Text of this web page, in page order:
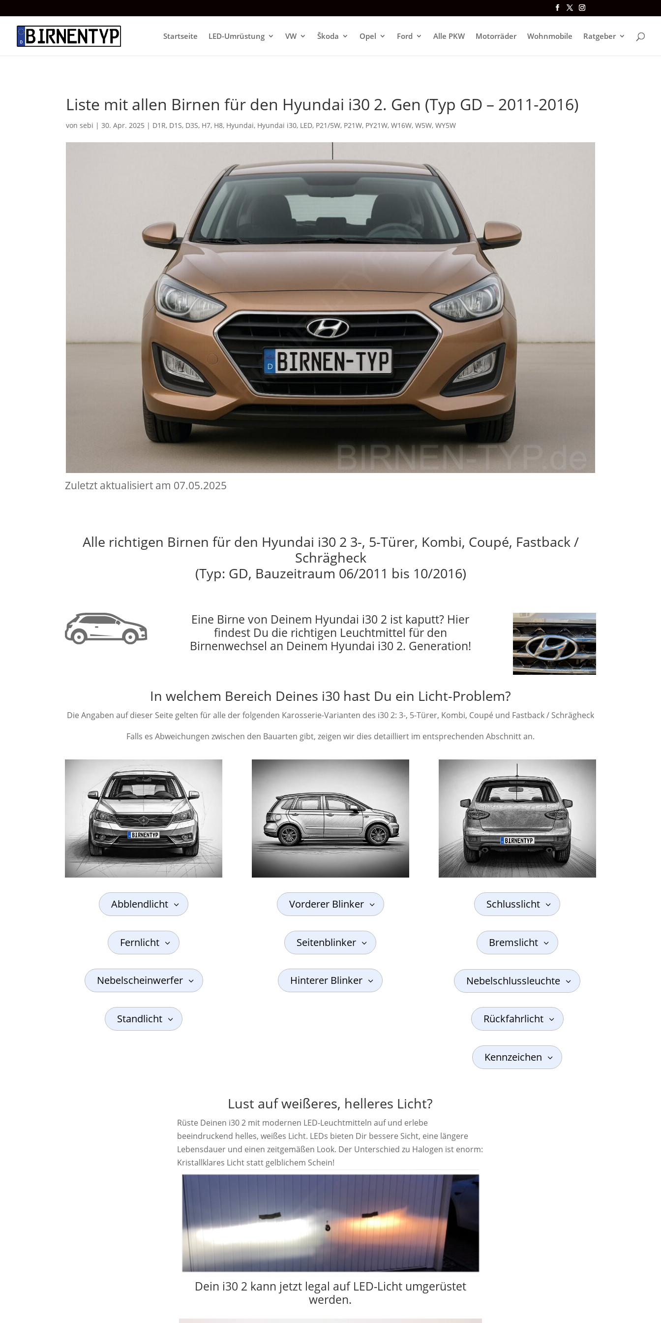
Startseite LED-Umrüstung VW Škoda Opel Ford Alle PKW Motorräder Wohnmobile Ratgeber
Liste mit allen Birnen für den Hyundai i30 2. Gen (Typ GD – 2011-2016)
vonsebi |30. Apr. 2025 | D1R, D1S, D3S, H7, H8, Hyundai, Hyundai i30, LED, P21/5W, P21W, PY21W,W16W,W5W,WY5W
Zuletzt aktualisiert am 07.05.2025
Alle richtigen Birnen für den Hyundai i30 2 3-, 5-Türer, Kombi, Coupé, Fastback /
Schrägheck
(Typ: GD, Bauzeitraum 06/2011 bis 10/2016)
Eine Birne von Deinem Hyundai i30 2 ist kaputt? Hier
findest Du die richtigen Leuchtmittel für den
Birnenwechsel an Deinem Hyundai i30 2. Generation!
In welchem Bereich Deines i30 hast Du ein Licht-Problem?
Die Angaben auf dieser Seite gelten für alle der folgenden Karosserie-Varianten des i30 2: 3-, 5-Türer, Kombi, Coupé und Fastback / Schrägheck
Falls es Abweichungen zwischen den Bauarten gibt, zeigen wir dies detailliert im entsprechenden Abschnitt an.
Abblendlicht
Fernlicht
Nebelscheinwerfer
Standlicht
Vorderer Blinker
Seitenblinker
Hinterer Blinker
Schlusslicht
Bremslicht
Nebelschlussleuchte
Rückfahrlicht
Kennzeichen
Lust auf weißeres, helleres Licht?
Rüste Deinen i30 2 mit modernen LED-Leuchtmitteln auf und erlebe
beeindruckend helles, weißes Licht. LEDs bieten Dir bessere Sicht, eine längere
Lebensdauer und einen zeitgemäßen Look. Der Unterschied zu Halogen ist enorm:
Kristallklares Licht statt gelblichem Schein!
Dein i30 2 kann jetzt legal auf LED-Licht umgerüstet
werden.